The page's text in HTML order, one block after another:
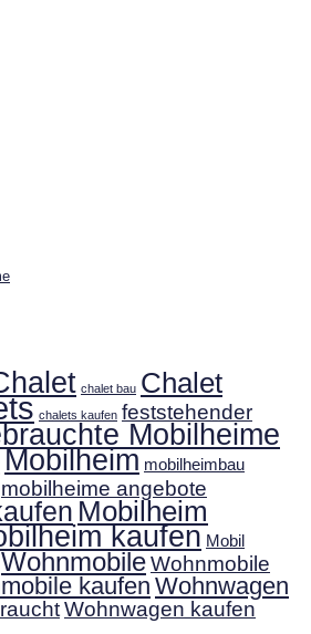
chalet bau Chalet
chalets kaufen feststehender
Mobilheime
Mobilheim mobilheimbau
mobilheime angebote
Mobilheim
kaufen Mobil
WohnmobileWohnmobile
kaufen Wohnwagen
Wohnwagen kaufen